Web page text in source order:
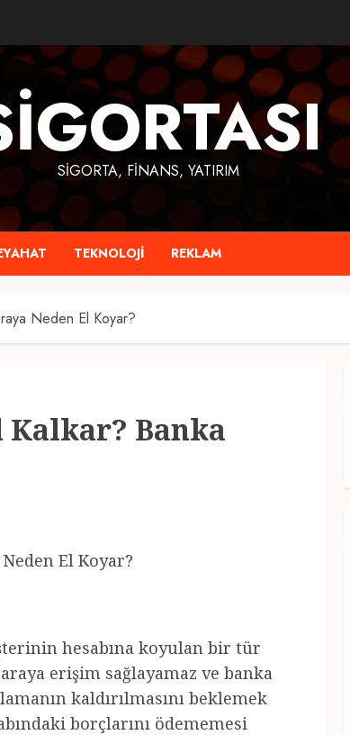
SIGORTA, FINANS, YATIRIM
TEKNOLOJI REKLAM
Neden El Koyar?
Kalkar? Banka
El Koyar?
hesabına koyulan bir tür
erişim sağlayamaz ve banka
kaldırılmasını beklemek
borçlarını ödememesi